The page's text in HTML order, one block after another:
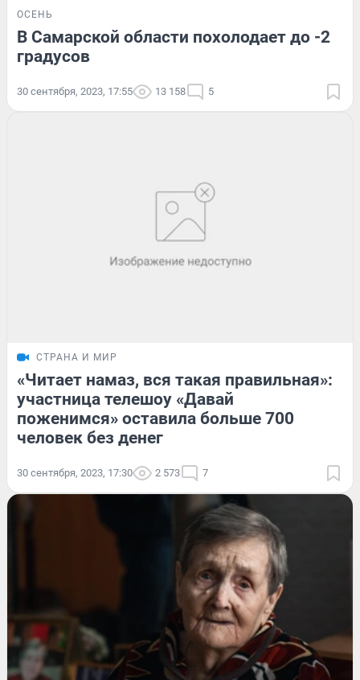
ОСЕНЬ
В Самарской области похолодает до -2
градусов
30 сентября, 2023, 17:55 13 158 5
СТРАНА И МИР
«Читает намаз, вся такая правильная»:
участница телешоу «Давай
поженимся» оставила больше 700
человек без денег
30 сентября, 2023, 17:30 2 573 7